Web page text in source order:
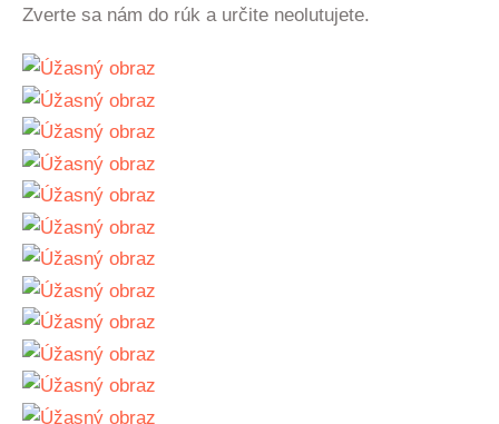
Zverte sa nám do rúk a určite neolutujete.